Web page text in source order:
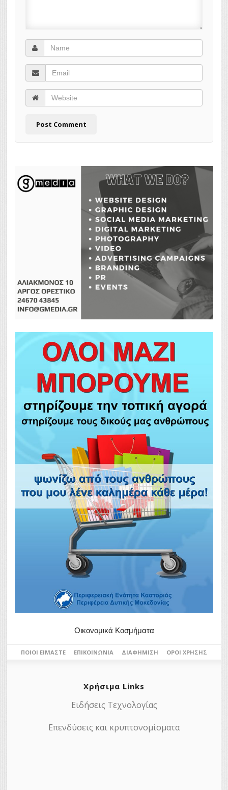
Οικονομικά Κοσμήματα
ΠΟΙΟΙ ΕΊΜΑΣΤΕ ΕΠΙΚΟΙΝΩΝΊΑ ΔΙΑΦΉΜΙΣΗ ΌΡΟΙ ΧΡΉΣΗΣ
Χρήσιμα Links
Ειδήσεις Τεχνολογίας
Επενδύσεις και κρυπτονομίσματα